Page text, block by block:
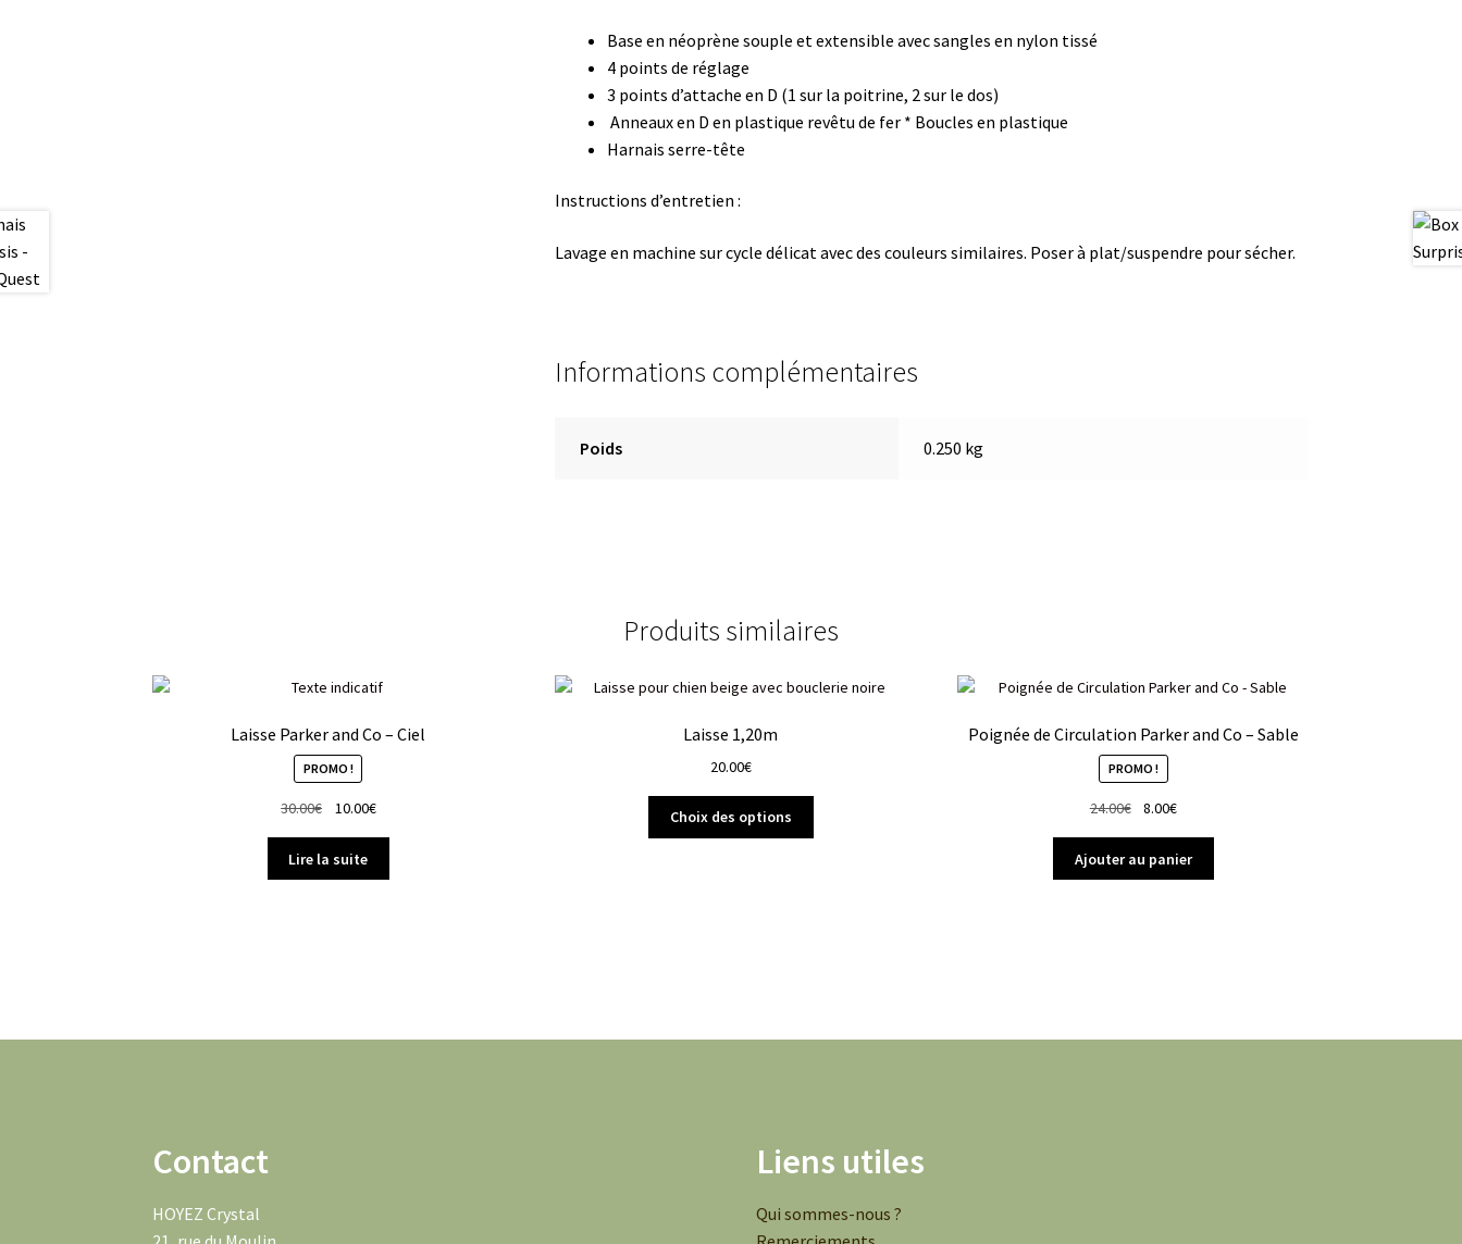
Base en néoprène souple et extensible avec sangles en nylon tissé
4 points de réglage
3 points d’attache en D (1 sur la poitrine, 2 sur le dos)
Anneaux en D en plastique revêtu de fer * Boucles en plastique
Harnais serre-tête
Instructions d’entretien :
Lavage en machine sur cycle délicat avec des couleurs similaires. Poser à plat/suspendre pour sécher.
Informations complémentaires
Poids 0.250 kg
Produits similaires
Laisse Parker and Co – Ciel
PROMO !
30.00€
Le
initial
était :
10.00€Le
est :
Lire la suite
Laisse 1,20m
20.00€
Choix des options
Poignée de Circulation Parker and Co – Sable
PROMO !
24.00€
Le
initial
était :
8.00€Le
actuel
est :
Ajouter au panier
Contact
HOYEZ Crystal
Liens utiles
Qui sommes-nous ?